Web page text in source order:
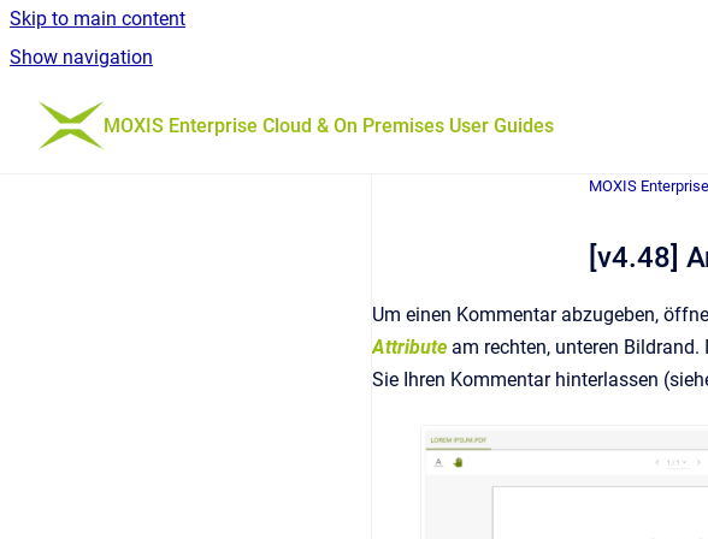
Skip to main content
Show navigation
Go to homepage
MOXIS Enterprise Cloud & On Premises User Guides
MOXIS
[v4.48]
Um einen Kommentar abzugeben,
Attribute am rechten, unteren Bildrand.
Sie Ihren Kommentar hinterlassen